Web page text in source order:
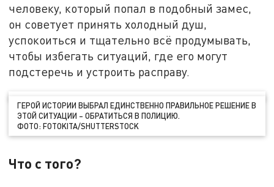
человеку, который попал в подобный замес,
он советует принять холодный душ,
успокоиться и тщательно всё продумывать,
чтобы избегать ситуаций, где его могут
подстеречь и устроить расправу.
ГЕРОЙ ИСТОРИИ ВЫБРАЛ ЕДИНСТВЕННО ПРАВИЛЬНОЕ РЕШЕНИЕ В
ЭТОЙ СИТУАЦИИ – ОБРАТИТЬСЯ В ПОЛИЦИЮ.
ФОТО: FOTOKITA/SHUTTERSTOCK
Что с того?